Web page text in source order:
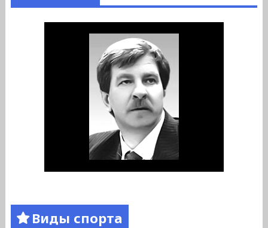
Виды спорта